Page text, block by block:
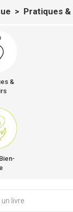
> Pratiques
&